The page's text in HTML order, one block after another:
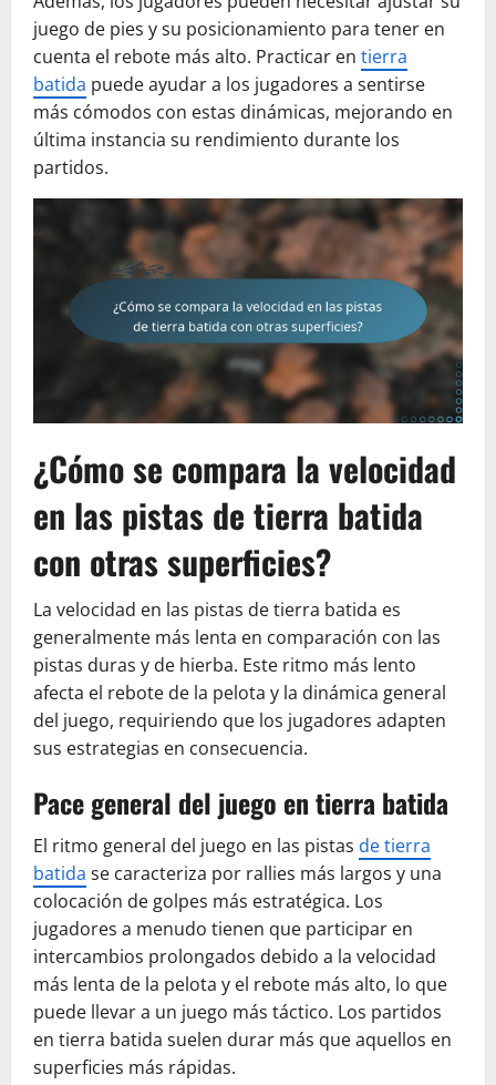
juego de pies y su posicionamiento para tener en
cuenta el rebote más alto. Practicar en tierra
batida puede ayudar a los jugadores a sentirse
más cómodos con estas dinámicas, mejorando en
última instancia su rendimiento durante los
partidos.
¿Cómo se compara la velocidad
en las pistas de tierra batida
con otras superficies?
La velocidad en las pistas de tierra batida es
generalmente más lenta en comparación con las
pistas duras y de hierba. Este ritmo más lento
afecta el rebote de la pelota y la dinámica general
del juego, requiriendo que los jugadores adapten
sus estrategias en consecuencia.
Pace general del juego en tierra batida
El ritmo general del juego en las pistas de tierra
batida se caracteriza por rallies más largos y una
colocación de golpes más estratégica. Los
jugadores a menudo tienen que participar en
intercambios prolongados debido a la velocidad
más lenta de la pelota y el rebote más alto, lo que
puede llevar a un juego más táctico. Los partidos
en tierra batida suelen durar más que aquellos en
superficies más rápidas.